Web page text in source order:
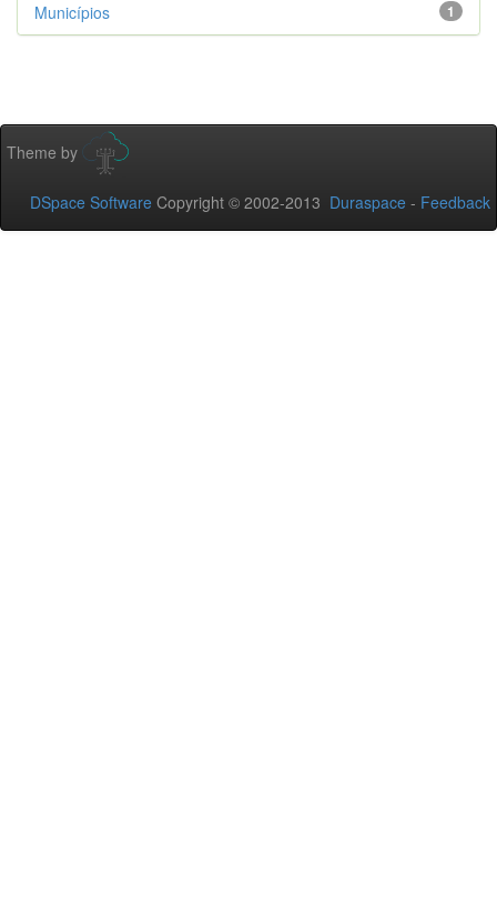
1
Municípios
Theme by
DSpace Software Copyright © 2002-2013 Duraspace - Feedback